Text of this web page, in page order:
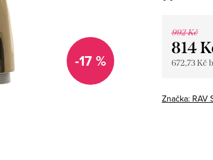
-17 %
992 Kč
814
672,73 Kč
Značka: RAV